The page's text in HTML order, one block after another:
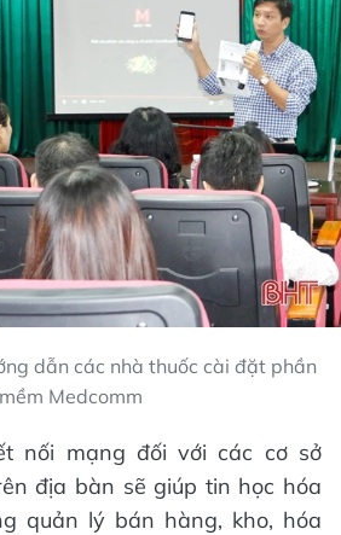
dẫn các nhà thuốc cài đặt phần
mềm Medcomm
nối mạng đối với các cơ sở
địa bàn sẽ giúp tin học hóa
quản lý bán hàng, kho, hóa